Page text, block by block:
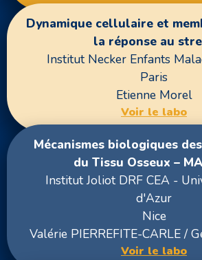
Dynamique cellulaire et
la réponse au
Institut Necker Enfants
Paris
Etienne Morel
Voir le labo
Mécanismes biologiques
du Tissu Osseux –
Institut Joliot DRF CEA -
d'Azur
Nice
Valérie PIERREFITE-CARLE /
Voir le labo